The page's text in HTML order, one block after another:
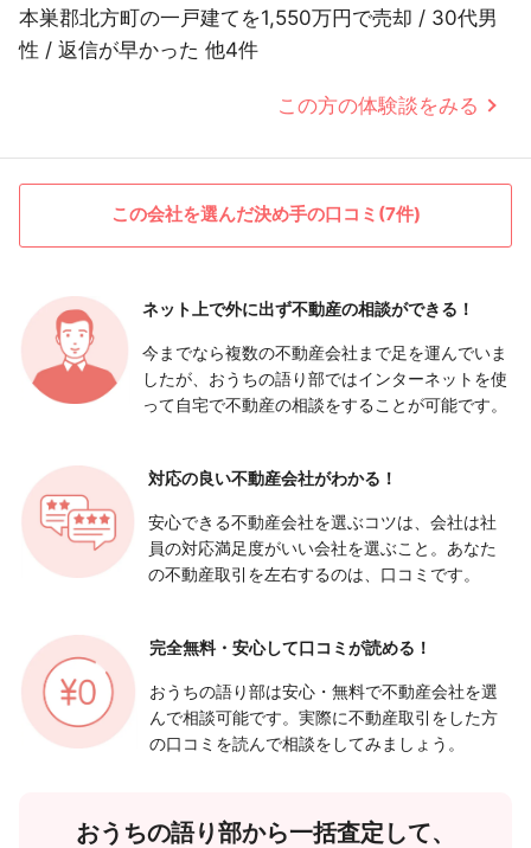
本巣郡北方町の一戸建てを1,550万円で売却 / 30代男
性 / 返信が早かった 他4件
この方の体験談をみる
この会社を選んだ決め手の口コミ(7件)
ネット上で外に出ず不動産の相談ができる！
今までなら複数の不動産会社まで足を運んでいま
したが、おうちの語り部ではインターネットを使
って自宅で不動産の相談をすることが可能です。
対応の良い不動産会社がわかる！
安心できる不動産会社を選ぶコツは、会社は社
員の対応満足度がいい会社を選ぶこと。あなた
の不動産取引を左右するのは、口コミです。
完全無料・安心して口コミが読める！
おうちの語り部は安心・無料で不動産会社を選
んで相談可能です。実際に不動産取引をした方
の口コミを読んで相談をしてみましょう。
おうちの語り部から一括査定して、